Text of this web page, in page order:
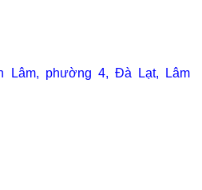
Lâm, phường 4, Đà Lạt, Lâm